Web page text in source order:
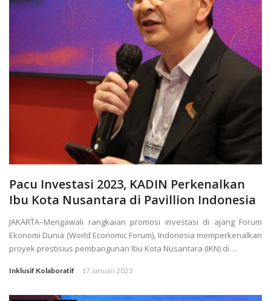
Pacu Investasi 2023, KADIN Perkenalkan
Ibu Kota Nusantara di Pavillion Indonesia
JAKARTA–Mengawali rangkaian promosi investasi di ajang Forum
Ekonomi Dunia (World Economic Forum), Indonesia memperkenalkan
proyek prestisius pembangunan Ibu Kota Nusantara (IKN) di ...
Inklusif Kolaboratif 17 Januari 2023